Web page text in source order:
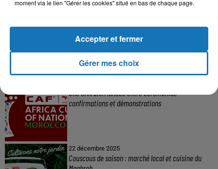
moment via le lien "Gérer les cookies" situé en bas de chaque page.
Gérer mes choix
Accepter et fermer